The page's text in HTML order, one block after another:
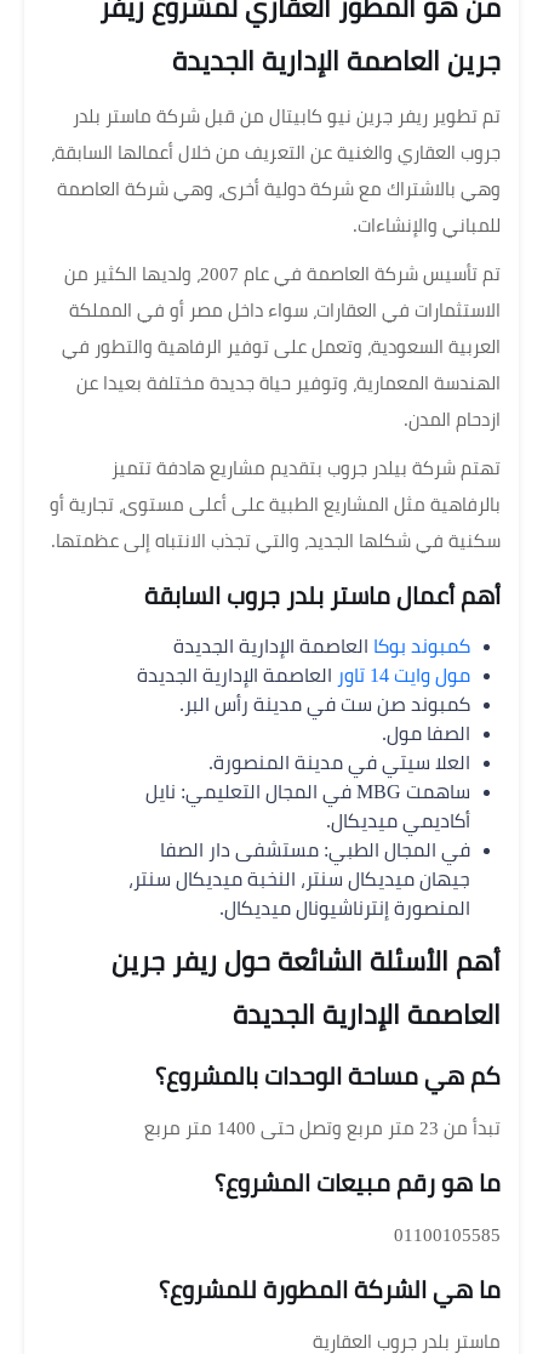
من هو المطور العقاري لمشروع ريفر
جرين العاصمة الإدارية الجديدة
تم تطوير ريفر جرين نيو كابيتال من قبل شركة ماستر بلدر
جروب العقاري والغنية عن التعريف من خلال أعمالها السابقة،
وهي بالاشتراك مع شركة دولية أخرى، وهي شركة العاصمة
للمباني والإنشاءات.
تم تأسيس شركة العاصمة في عام 2007، ولديها الكثير من
الاستثمارات في العقارات، سواء داخل مصر أو في المملكة
العربية السعودية، وتعمل على توفير الرفاهية والتطور في
الهندسة المعمارية، وتوفير حياة جديدة مختلفة بعيدا عن
ازدحام المدن.
تهتم شركة بيلدر جروب بتقديم مشاريع هادفة تتميز
بالرفاهية مثل المشاريع الطبية على أعلى مستوى، تجارية أو
سكنية في شكلها الجديد، والتي تجذب الانتباه إلى عظمتها.
أهم أعمال ماستر بلدر جروب السابقة
كمبوند بوكا
العاصمة الإدارية الجديدة
مول وايت 14 تاور
العاصمة الإدارية الجديدة
كمبوند صن ست في مدينة رأس البر.
الصفا مول.
العلا سيتي في مدينة المنصورة.
ساهمت MBG في المجال التعليمي: نايل
أكاديمي ميديكال.
في المجال الطبي: مستشفى دار الصفا
جيهان ميديكال سنتر، النخبة ميديكال سنتر،
المنصورة إنترناشيونال ميديكال.
أهم الأسئلة الشائعة حول ريفر جرين
العاصمة الإدارية الجديدة
كم هي مساحة الوحدات بالمشروع؟
تبدأ من 23 متر مربع وتصل حتى 1400 متر مربع
ما هو رقم مبيعات المشروع؟
01100105585
ما هي الشركة المطورة للمشروع؟
ماستر بلدر جروب العقارية